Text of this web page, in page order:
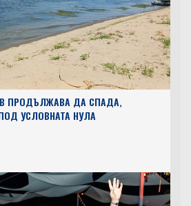
ПРОДЪЛЖАВА ДА СПАДА,
УСЛОВНАТА НУЛА